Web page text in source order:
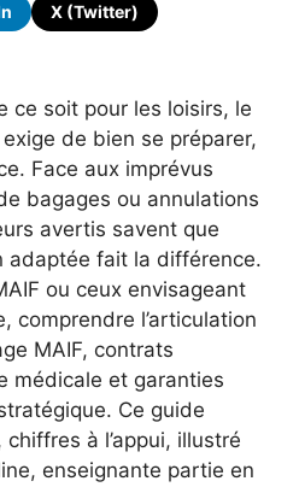
X (Twitter)
ce soit pour les loisirs, le
de bien se préparer,
Face aux imprévus
bagages ou annulations
avertis savent que
adaptée fait la différence.
ou ceux envisageant
comprendre l’articulation
MAIF, contrats
médicale et garanties
Ce guide
à l’appui, illustré
enseignante partie en